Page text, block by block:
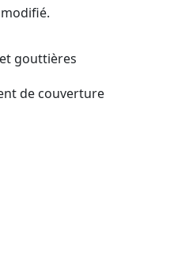
gouttières
de couverture